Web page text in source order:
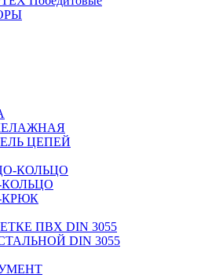
ЦЕПЕЙ
КОЛЬЦО
ПВХ DIN 3055
DIN 3055